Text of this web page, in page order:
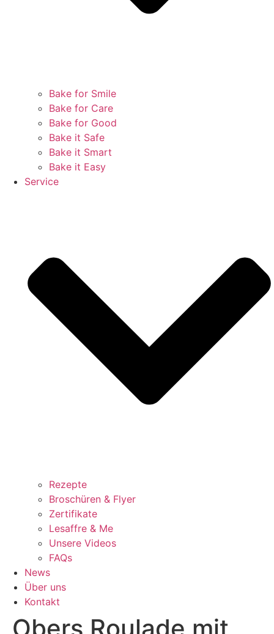
Bake for Smile
Bake for Care
Bake for Good
Bake it Safe
Bake it Smart
Bake it Easy
Service
Rezepte
Broschüren & Flyer
Zertifikate
Lesaffre & Me
Unsere Videos
FAQs
News
Über uns
Kontakt